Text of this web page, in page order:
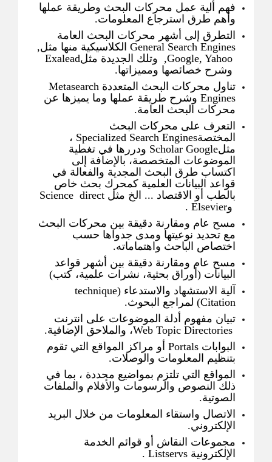
فهم ألية عمل محركات البحث وطريقة عملها
وأهم طرق استرجاع المعلومات.
التطرق إلى أشهر محركات البحث العامة
General Search Engines الكلاسيكية منها مثل,
Google, Yahoo, وتلك الجديدة مثلExalead
وشرح خصائصها ومميزاتها.
تناول محركات البحث المتعددة Metasearch
Engines وشرح طريقة عملها وما يميزها عن
محركات البحث العامة.
التعرف على محركات البحث
المختصةSpecialized Search Engines ،
مثلScholar Google ودررها في تغطية
الموضوعات المتخصصة، بالإضافة إلى
اكتساب طرق البحث المجدية والفعالة في
قواعد البيانات العلمية كمحرك بحث خاص
بالطب أو الاقتصاد ... الخ مثل Science direct
وElsevier .
مسح عام ومقارنة دقيقة بين محركات البحث
مع تحديد نوعيتها ومدى جدواها حسب
اختصاص الباحث واهتماماته.
مسح عام ومقارنة دقيقة بين أشهر قواعد
البيانات (أوراق بحثية، نشرات علمية، كتب)
آلية الاستشهاد والاستدعاء (technique
Citation) لمراجع البحوث.
تبيان مفهوم أدلة الموضوعات على انترنت
البوابات Portals أو مراكز المواقع التي تقوم
بتنظيم المعلومات والوصلات.
المواقع التي تلتزم بمواضيع محددة ، بما في
ذلك النصوص والرسومات والأفلام والملفات
الصوتية.
الاتصال واستقاء المعلومات من خلال البريد
الإلكتروني.
مجموعات النقاش أو قوائم الخدمة
الإلكترونية Listservs .